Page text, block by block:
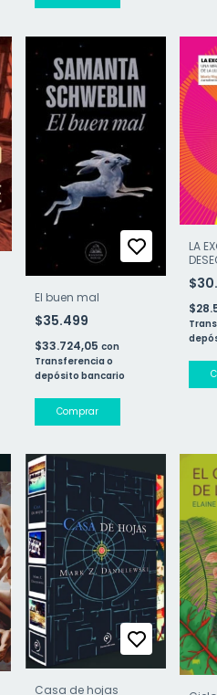
El buen mal
$35.499
$33.724,05 con
Transferencia o
depósito bancario
LA
Casa de hojas